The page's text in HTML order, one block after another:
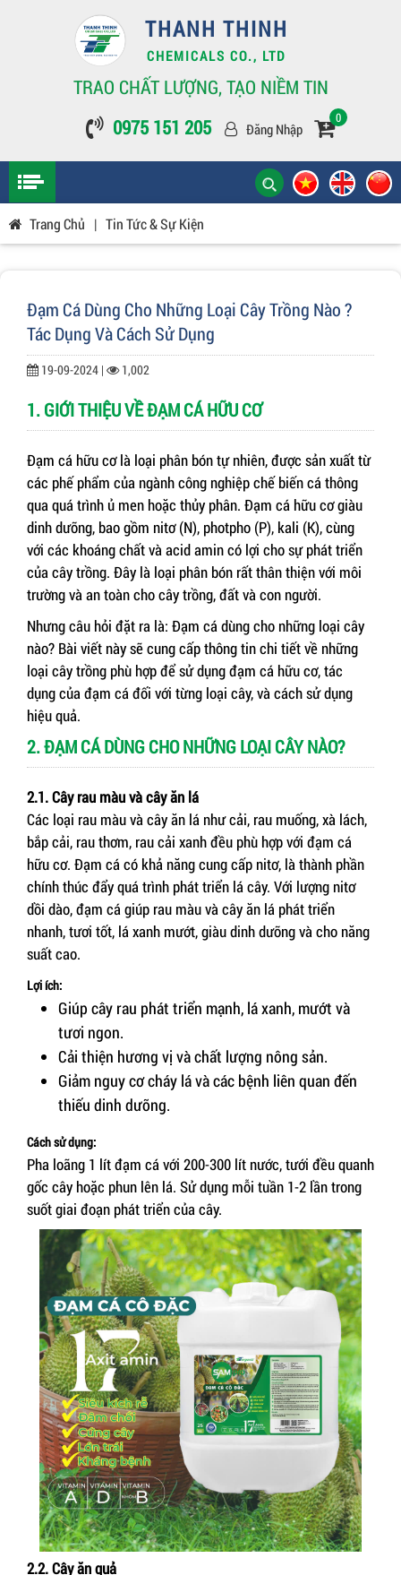
THANH THINH
CHEMICALS CO., LTD
TRAO CHẤT LƯỢNG, TẠO NIỀM TIN
0975 151 205
Đăng Nhập
0
Trang Chủ | Tin Tức & Sự Kiện
Đạm Cá Dùng Cho Những Loại Cây Trồng Nào ?
Tác Dụng Và Cách Sử Dụng
19-09-2024 | 1,002
1. GIỚI THIỆU VỀ ĐẠM CÁ HỮU CƠ
Đạm cá hữu cơ là loại phân bón tự nhiên, được sản xuất từ
các phế phẩm của ngành công nghiệp chế biến cá thông
qua quá trình ủ men hoặc thủy phân. Đạm cá hữu cơ giàu
dinh dưỡng, bao gồm nitơ (N), photpho (P), kali (K), cùng
với các khoáng chất và acid amin có lợi cho sự phát triển
của cây trồng. Đây là loại phân bón rất thân thiện với môi
trường và an toàn cho cây trồng, đất và con người.
Nhưng câu hỏi đặt ra là: Đạm cá dùng cho những loại cây
nào? Bài viết này sẽ cung cấp thông tin chi tiết về những
loại cây trồng phù hợp để sử dụng đạm cá hữu cơ, tác
dụng của đạm cá đối với từng loại cây, và cách sử dụng
hiệu quả.
2. ĐẠM CÁ DÙNG CHO NHỮNG LOẠI CÂY NÀO?
2.1. Cây rau màu và cây ăn lá
Các loại rau màu và cây ăn lá như cải, rau muống, xà lách,
bắp cải, rau thơm, rau cải xanh đều phù hợp với đạm cá
hữu cơ. Đạm cá có khả năng cung cấp nitơ, là thành phần
chính thúc đẩy quá trình phát triển lá cây. Với lượng nitơ
dồi dào, đạm cá giúp rau màu và cây ăn lá phát triển
nhanh, tươi tốt, lá xanh mướt, giàu dinh dưỡng và cho năng
suất cao.
Lợi ích:
Giúp cây rau phát triển mạnh, lá xanh, mướt và
tươi ngon.
Cải thiện hương vị và chất lượng nông sản.
Giảm nguy cơ cháy lá và các bệnh liên quan đến
thiếu dinh dưỡng.
Cách sử dụng:
Pha loãng 1 lít đạm cá với 200-300 lít nước, tưới đều quanh
gốc cây hoặc phun lên lá. Sử dụng mỗi tuần 1-2 lần trong
suốt giai đoạn phát triển của cây.
2.2. Cây ăn quả